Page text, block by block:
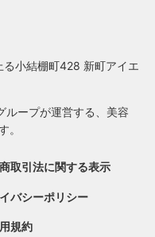
る小結棚町428 新町アイエ
ループが運営する、美容
。
取引法に関する表示
バシーポリシー
規約